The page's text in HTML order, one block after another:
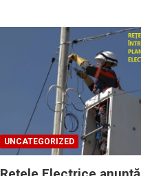
UNCATEGORIZED